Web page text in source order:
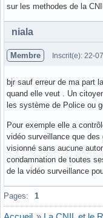
sur les methodes de la
Hors ligne
niala
Membre Inscrit(e): 22-
bjr sauf erreur de ma part
quand elle veut . Un
les système de Police ou
Pour exemple elle a
vidéo surveillance que
visionné sans aucune
condamnation de toutes
de la vidéo surveillance
Hors ligne
Pages: 1